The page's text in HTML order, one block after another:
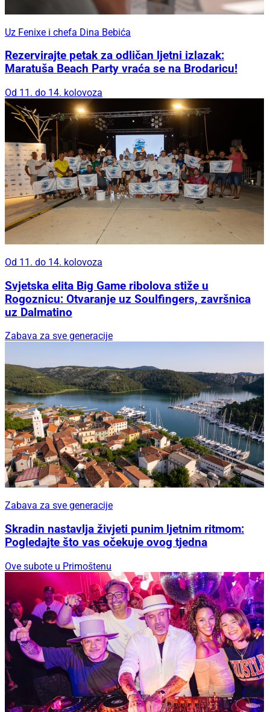
Uz Fenixe i chefa Dina Bebića
Rezervirajte petak za odličan ljetni izlazak:
Maratuša Beach Party vraća se na Brodaricu!
Od 11. do 14. kolovoza
Od 11. do 14. kolovoza
Svjetska elita Big Game ribolova stiže u
Rogoznicu: Otvaranje uz Soulfingers, završnica
uz Dalmatino
Zabava za sve generacije
Zabava za sve generacije
Skradin nastavlja živjeti punim ljetnim ritmom:
Pogledajte što vas očekuje ovog tjedna
Ove subote u Primoštenu